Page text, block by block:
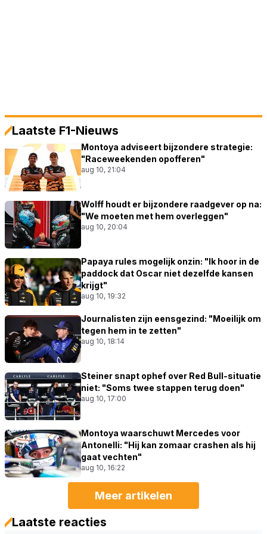
Laatste F1-Nieuws
Montoya adviseert bijzondere strategie:
"Raceweekenden opofferen"
aug 10, 21:04
Wolff houdt er bijzondere raadgever op na:
"We moeten met hem overleggen"
aug 10, 20:04
Papaya rules mogelijk onzin: "Ik hoor in de
paddock dat Oscar niet dezelfde kansen
krijgt"
aug 10, 19:32
Journalisten zijn eensgezind: "Moeilijk om
tegen hem in te zetten"
aug 10, 18:14
Steiner snapt ophef over Red Bull-situatie
niet: "Soms twee stappen terug doen"
aug 10, 17:00
Montoya waarschuwt Mercedes voor
Antonelli: "Hij kan zomaar crashen als hij
gaat vechten"
aug 10, 16:22
Meer artikelen
Laatste reacties